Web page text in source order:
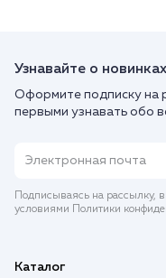
Узнавайте о
Оформите подписку на
первыми узнавать обо
Подписываясь на рассылку,
условиями Политики
Каталог